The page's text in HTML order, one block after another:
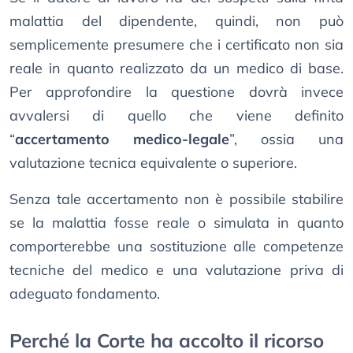
malattia del dipendente, quindi, non può
semplicemente presumere che i certificato non sia
reale in quanto realizzato da un medico di base.
Per approfondire la questione dovrà invece
avvalersi di quello che viene definito
“accertamento medico-legale”, ossia una
valutazione tecnica equivalente o superiore.
Senza tale accertamento non è possibile stabilire
se la malattia fosse reale o simulata in quanto
comporterebbe una sostituzione alle competenze
tecniche del medico e una valutazione priva di
adeguato fondamento.
Perché la Corte ha accolto il ricorso